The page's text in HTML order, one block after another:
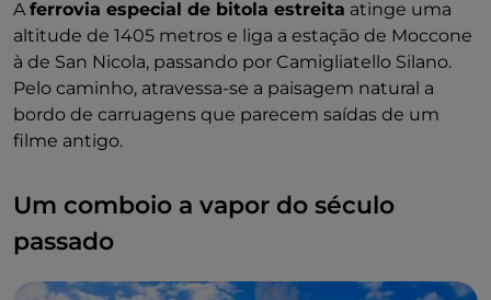
Aferrovia especial de bitola estreita atinge uma
altitude de 1405 metros e liga a estação de Moccone
à de San Nicola, passando por Camigliatello Silano.
Pelo caminho, atravessa-se a paisagem natural a
bordo de carruagens que parecem saídas de um
filme antigo.
Um comboio a vapor do século
passado